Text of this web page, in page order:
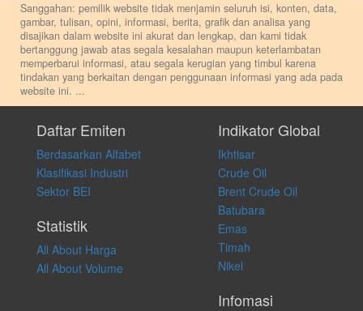
Sanggahan: pemilik website tidak menjamin seluruh isi, konten, data,
gambar, tulisan, opini, informasi, berita, grafik dan analisa yang
disajikan dalam website ini akurat dan lengkap, dan kami tidak
bertanggung jawab atas segala kesalahan maupun keterlambatan
memperbarui informasi, atau segala kerugian yang timbul karena
tindakan yang berkaitan dengan penggunaan informasi yang ada pada
website ini. ...
pribadi. Kami tidak memberi anjuran, saran, rekomendasi untuk
membeli, menjual atau melakukan aktivitas lain yang terkait dengan
transaksi perdagangan apapun, dan kami tidak bertanggung jawab
atas keputusan investasi yang dilakukan dalam kondisi dan situasi
apapun juga, yang diakibatkan secara langsung maupun tidak
langsung atas konten pada website ini.
Daftar Emiten
Berdasarkan Alfabet
Klasifikasi Industri
Sektor BEI
Statistik
All About Harga
All About Volume
Indikator Global
Ikhtisar
Crude Oil
Brent Crude Oil
Batubara
Emas
Timah
Nikel
Infomasi